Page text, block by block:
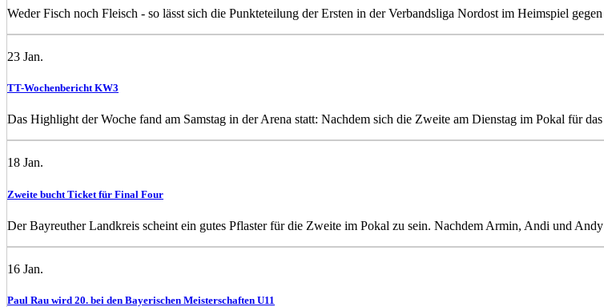
Weder Fisch noch Fleisch - so lässt sich die Punkteteilung der Ersten in der Verbandsliga Nordost im Heimspiel
23 Jan.
TT-Wochenbericht KW3
Das Highlight der Woche fand am Samstag in der Arena statt: Nachdem sich die Zweite am Dienstag im Pokal für
18 Jan.
Zweite bucht Ticket für Final Four
Der Bayreuther Landkreis scheint ein gutes Pflaster für die Zweite im Pokal zu sein. Nachdem Armin, Andi und
16 Jan.
Paul Rau wird 20. bei den Bayerischen Meisterschaften U11